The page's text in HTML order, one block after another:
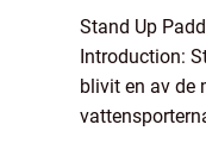
Stand Up
Introduction:
blivit en av de